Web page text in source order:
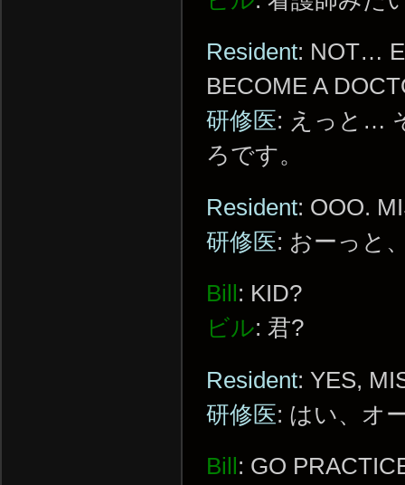
Resident: NOT…
BECOME A
研修医: えっと…
ろです。
Resident: OOO.
研修医: おーっと
Bill : KID?
ビル: 君?
Resident: YES,
研修医: はい、オ
Bill : GO